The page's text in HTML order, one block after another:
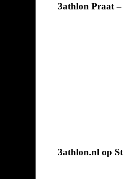
3athlon Praat
3athlon.nl op